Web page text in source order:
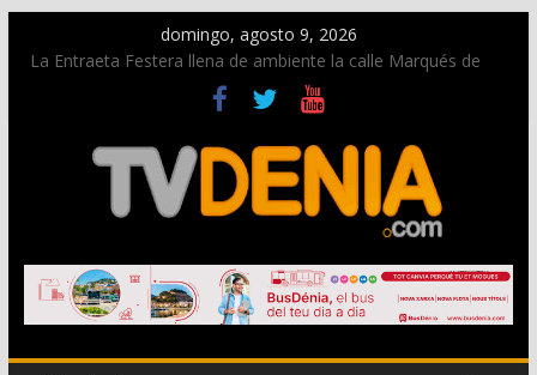
domingo, agosto 9, 2026
La Entraeta Festera llena de ambiente la calle Marqués de
Campo con la recepción a la Capitanía Cristiana
Dos personas fallecen en un grave accidente en la N-332
entre Benissa y Calp
Una nueva oportunidad para donar sangre en Cruz Roja
El bando moro protagonista en la Segunda Entraeta Festera
Paco Adsuar dona al Arxiu de Dénia más de 50.000 imágenes
de la memoria visual de la ciudad